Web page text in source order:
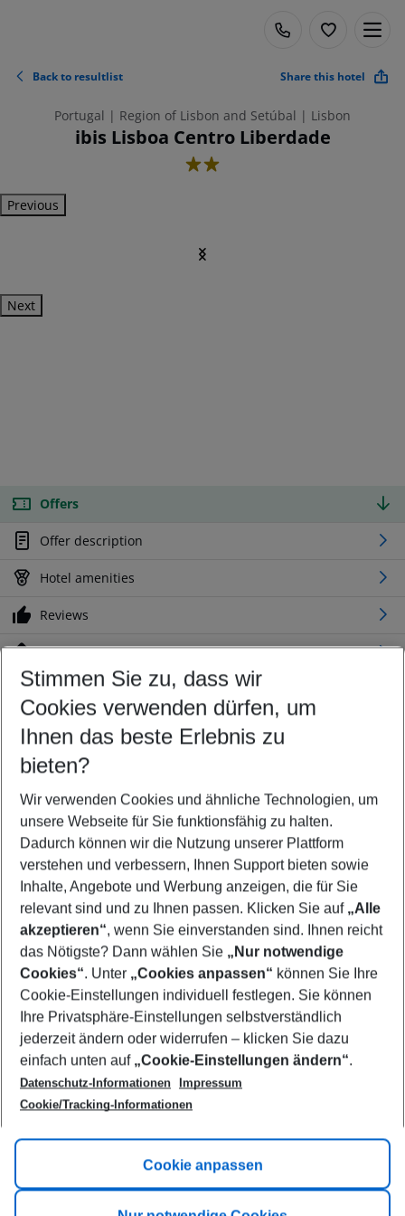
Back to resultlist Share this hotel
Portugal | Region of Lisbon and Setúbal | Lisbon
ibis Lisboa Centro Liberdade
2
Previous
Next
Offers
Offer description
Hotel amenities
Reviews
Location
Customize your offer
Find the perfect deal which suits your best
Your departure airport
Any airport
Select your date range
09/08/26–07/08/27 5-8 nights
Who will travel
2 adults No children
Show more filter
Footer
Footer navigation
Title A
Link A
Stimmen Sie zu, dass wir
Cookies verwenden dürfen, um
Ihnen das beste Erlebnis zu
bieten?
Wir verwenden Cookies und ähnliche Technologien, um
unsere Webseite für Sie funktionsfähig zu halten.
Dadurch können wir die Nutzung unserer Plattform
verstehen und verbessern, Ihnen Support bieten sowie
Inhalte, Angebote und Werbung anzeigen, die für Sie
relevant sind und zu Ihnen passen. Klicken Sie auf „Alle
akzeptieren“, wenn Sie einverstanden sind. Ihnen reicht
das Nötigste? Dann wählen Sie „Nur notwendige
Cookies“. Unter „Cookies anpassen“ können Sie Ihre
Cookie-Einstellungen individuell festlegen. Sie können
Ihre Privatsphäre-Einstellungen selbstverständlich
jederzeit ändern oder widerrufen – klicken Sie dazu
einfach unten auf „Cookie-Einstellungen ändern“.
Datenschutz-Informationen
Impressum
Cookie/Tracking-Informationen
Cookie anpassen